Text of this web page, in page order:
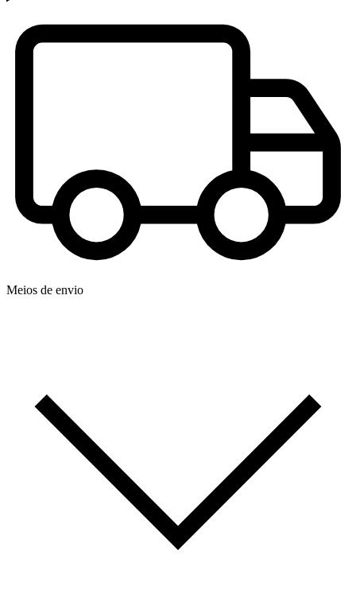
Meios de envio